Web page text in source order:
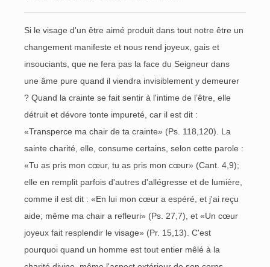
Si le visage d'un être aimé produit dans tout notre être un
changement manifeste et nous rend joyeux, gais et
insouciants, que ne fera pas la face du Seigneur dans
une âme pure quand il viendra invisiblement y demeurer
? Quand la crainte se fait sentir à l'intime de l’être, elle
détruit et dévore tonte impureté, car il est dit :
«Transperce ma chair de ta crainte» (Ps. 118,120). La
sainte charité, elle, consume certains, selon cette parole :
«Tu as pris mon cœur, tu as pris mon cœur» (Cant. 4,9);
elle en remplit parfois d'autres d'allégresse et de lumière,
comme il est dit : «En lui mon cœur a espéré, et j'ai reçu
aide; même ma chair a refleuri» (Ps. 27,7), et «Un cœur
joyeux fait resplendir le visage» (Pr. 15,13). C'est
pourquoi quand un homme est tout entier mêlé à la